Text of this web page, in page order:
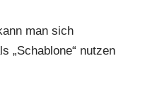
man sich
„Schablone“ nutzen